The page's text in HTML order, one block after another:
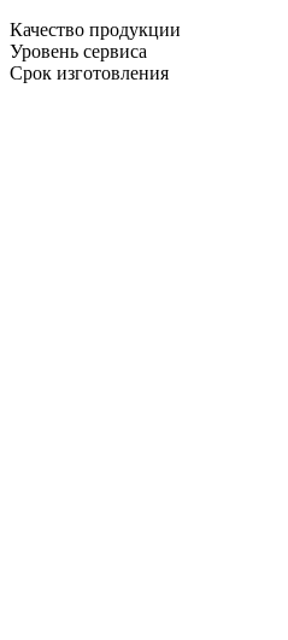
Качество продукции
Уровень сервиса
Срок изготовления